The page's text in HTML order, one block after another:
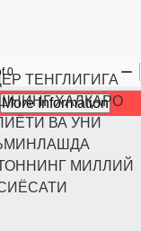
tafsilotlariga qaytish
ТЕНГЛИГИГА
ХАЛҚАРО
ВА УНИ
МИЛЛИЙ